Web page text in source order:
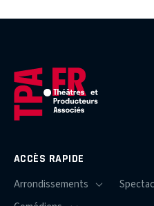
ACCÈS RAPIDE